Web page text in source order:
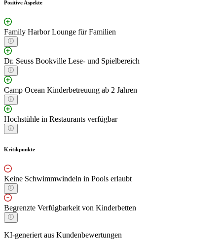
Positive Aspekte
Family Harbor Lounge für Familien
Dr. Seuss Bookville Lese- und Spielbereich
Camp Ocean Kinderbetreuung ab 2 Jahren
Hochstühle in Restaurants verfügbar
Kritikpunkte
Keine Schwimmwindeln in Pools erlaubt
Begrenzte Verfügbarkeit von Kinderbetten
KI-generiert aus Kundenbewertungen